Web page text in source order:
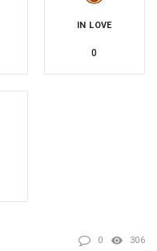
IN LOVE
0
0 306